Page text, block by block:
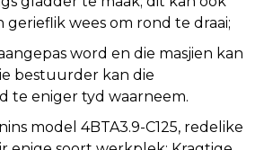
gerieflik wees om rond te draai;
word en die masjien kan
bestuurder kan die
te eniger tyd waarneem.
model 4BTA3.9-C125, redelike